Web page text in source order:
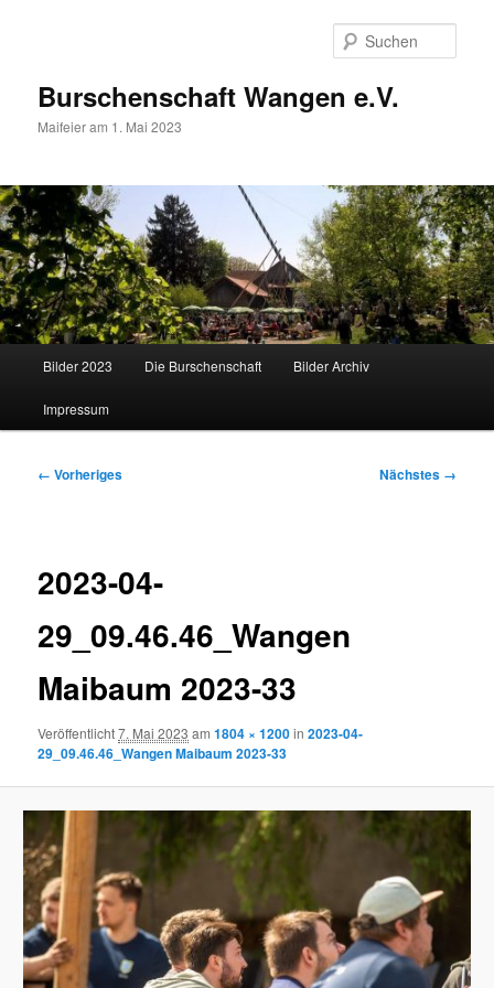
Burschenschaft Wangen e.V.
Maifeier am 1. Mai 2023
Bilder 2023 Die Burschenschaft Bilder Archiv
Impressum
Bilder-
← Vorheriges Nächstes →
2023-04-
29_09.46.46_Wangen
Maibaum 2023-33
Veröffentlicht7. Mai 2023 am1804 × 1200in2023-04-
29_09.46.46_Wangen Maibaum 2023-33